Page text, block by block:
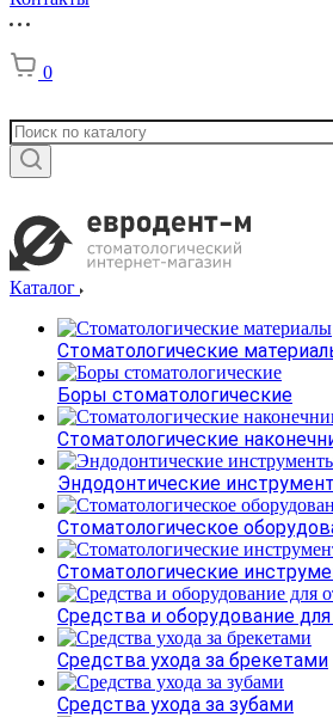
0
Каталог
Стоматологические
Боры стоматологические
Стоматологические
Эндодонтические
Стоматологическое
Стоматологические
Средства и оборудование
Средства ухода за брекетами
Средства ухода за зубами